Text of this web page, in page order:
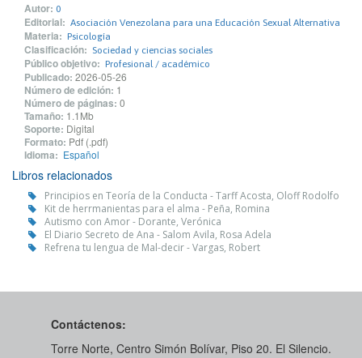
Autor: 0
Editorial: Asociación Venezolana para una Educación Sexual Alternativa
Materia: Psicología
Clasificación: Sociedad y ciencias sociales
Público objetivo: Profesional / académico
Publicado: 2026-05-26
Número de edición: 1
Número de páginas: 0
Tamaño: 1.1Mb
Soporte: Digital
Formato: Pdf (.pdf)
Idioma: Español
Libros relacionados
Principios en Teoría de la Conducta - Tarff Acosta, Oloff Rodolfo
Kit de herrmanientas para el alma - Peña, Romina
Autismo con Amor - Dorante, Verónica
El Diario Secreto de Ana - Salom Avila, Rosa Adela
Refrena tu lengua de Mal-decir - Vargas, Robert
Contáctenos:
Torre Norte, Centro Simón Bolívar, Piso 20. El Silencio.